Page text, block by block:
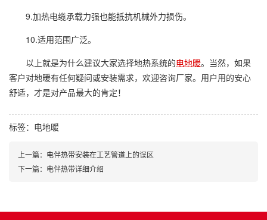
9.加热电缆承载力强也能抵抗机械外力损伤。
10.适用范围广泛。
以上就是为什么建议大家选择地热系统的电地暖。当然，如果
客户对地暖有任何疑问或安装需求，欢迎咨询厂家。用户用的安心
舒适，才是对产品最大的肯定！
标签： 电地暖
上一篇：电伴热带安装在工艺管道上的误区
下一篇：电伴热带详细介绍